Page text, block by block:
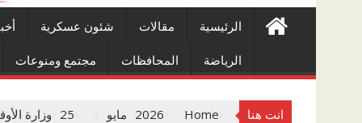
الرئيسية مقالات شئون عسكرية
الرياضة المحافظات مجتمع ومنوعات
انت هنا Home
2026 مايو 25 وزارة